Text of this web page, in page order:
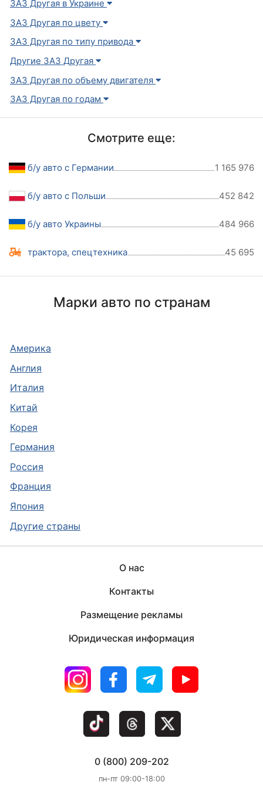
ЗАЗ Другая в Украине
ЗАЗ Другая по цвету
ЗАЗ Другая по типу привода
Другие ЗАЗ Другая
ЗАЗ Другая по объему двигателя
ЗАЗ Другая по годам
Смотрите еще:
б/у авто с Германии 1 165 976
б/у авто с Польши 452 842
б/у авто Украины 484 966
трактора, спецтехника 45 695
Марки авто по странам
Америка
Англия
Италия
Китай
Корея
Германия
Россия
Франция
Япония
Другие страны
О нас
Контакты
Размещение рекламы
Юридическая информация
0 (800) 209-202
пн-пт 09:00-18:00